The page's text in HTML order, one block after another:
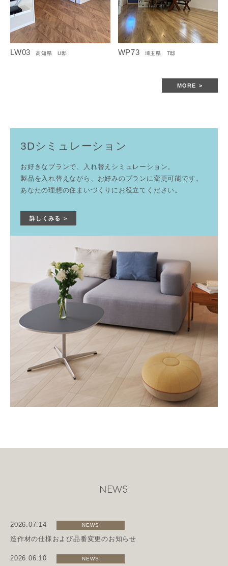
LW03 高知県 U邸 WP73 埼玉県 T邸
MORE
3Dシミュレーション
お好きなプランで、入れ替えシミュレーション。
製品を入れ替えながら、お好みのプランに変更可能です。
あなたの理想の住まいづくりにお役立てください。
詳しくみる
NEWS
2026.07.14 NEWS
造作材の仕様および品番変更のお知らせ
2026.06.10 NEWS